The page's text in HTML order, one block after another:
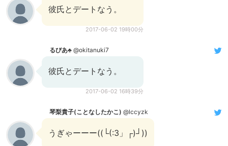
彼氏とデートなう。
2017-06-02 19時00分
るびあ♣︎ @okitanuki7
彼氏とデートなう。
2017-06-02 16時39分
琴梨貴子(ことなしたかこ) @lccyzk
うぎゃーーー((└(:3」┌)┘))